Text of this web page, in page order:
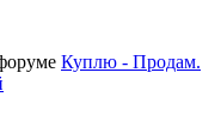
Куплю - Продам.